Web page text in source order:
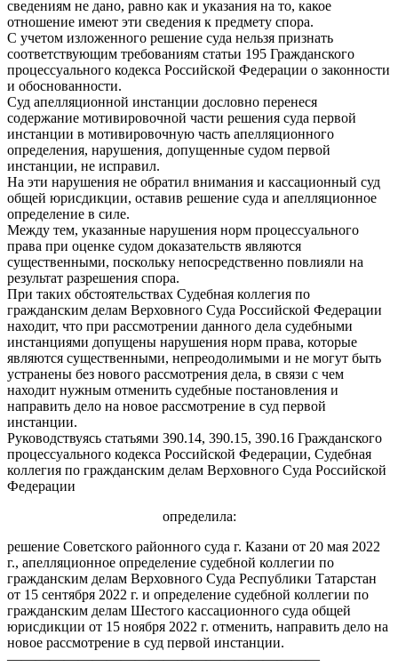
сведениям не дано, равно как и указания на то, какое
отношение имеют эти сведения к предмету спора.
С учетом изложенного решение суда нельзя признать
соответствующим требованиям статьи 195 Гражданского
процессуального кодекса Российской Федерации о законности
и обоснованности.
Суд апелляционной инстанции дословно перенеся
содержание мотивировочной части решения суда первой
инстанции в мотивировочную часть апелляционного
определения, нарушения, допущенные судом первой
инстанции, не исправил.
На эти нарушения не обратил внимания и кассационный суд
общей юрисдикции, оставив решение суда и апелляционное
определение в силе.
Между тем, указанные нарушения норм процессуального
права при оценке судом доказательств являются
существенными, поскольку непосредственно повлияли на
результат разрешения спора.
При таких обстоятельствах Судебная коллегия по
гражданским делам Верховного Суда Российской Федерации
находит, что при рассмотрении данного дела судебными
инстанциями допущены нарушения норм права, которые
являются существенными, непреодолимыми и не могут быть
устранены без нового рассмотрения дела, в связи с чем
находит нужным отменить судебные постановления и
направить дело на новое рассмотрение в суд первой
инстанции.
Руководствуясь статьями 390.14, 390.15, 390.16 Гражданского
процессуального кодекса Российской Федерации, Судебная
коллегия по гражданским делам Верховного Суда Российской
Федерации
определила:
решение Советского районного суда г. Казани от 20 мая 2022
г., апелляционное определение судебной коллегии по
гражданским делам Верховного Суда Республики Татарстан
от 15 сентября 2022 г. и определение судебной коллегии по
гражданским делам Шестого кассационного суда общей
юрисдикции от 15 ноября 2022 г. отменить, направить дело на
новое рассмотрение в суд первой инстанции.
——————————————————————